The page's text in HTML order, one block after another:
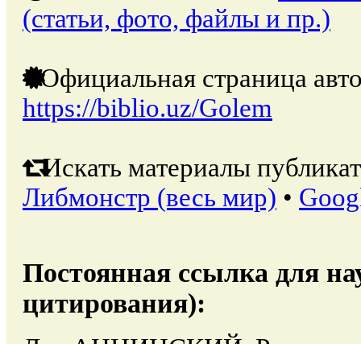
(статьи, фото, файлы и пр.)
Официальная страница
https://biblio.uz/Golem
Искать материалы
Либмонстр (весь мир) •
Постоянная ссылка для
цитирования):